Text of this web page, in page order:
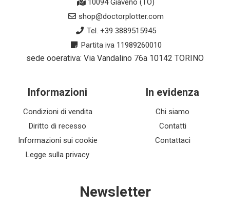
10094 Giaveno (TO)
shop@doctorplotter.com
Tel. +39 3889515945
Partita iva 11989260010
sede ooerativa: Via Vandalino 76a 10142 TORINO
Informazioni
Condizioni di vendita
Diritto di recesso
Informazioni sui cookie
Legge sulla privacy
In evidenza
Chi siamo
Contatti
Contattaci
Newsletter